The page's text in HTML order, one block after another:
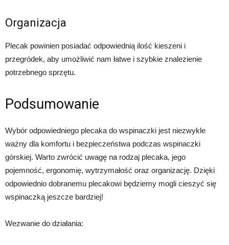
Organizacja
Plecak powinien posiadać odpowiednią ilość kieszeni i
przegródek, aby umożliwić nam łatwe i szybkie znalezienie
potrzebnego sprzętu.
Podsumowanie
Wybór odpowiedniego plecaka do wspinaczki jest niezwykle
ważny dla komfortu i bezpieczeństwa podczas wspinaczki
górskiej. Warto zwrócić uwagę na rodzaj plecaka, jego
pojemność, ergonomię, wytrzymałość oraz organizację. Dzięki
odpowiednio dobranemu plecakowi będziemy mogli cieszyć się
wspinaczką jeszcze bardziej!
Wezwanie do działania: